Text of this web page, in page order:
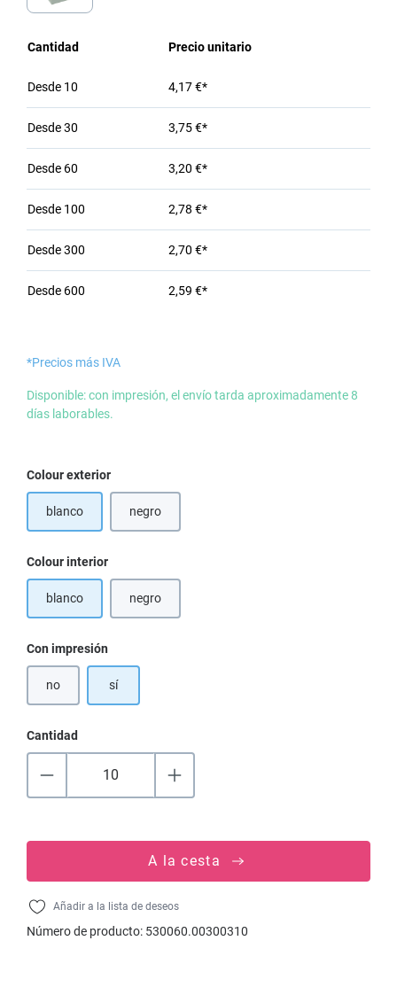
Cantidad Precio unitario
Desde 10 4,17 €*
Desde30 3,75 €*
Desde 60 3,20 €*
Desde 100 2,78 €*
Desde300 2,70 €*
Desde 600 2,59 €*
*Precios más IVA
Disponible: con impresión, el envío tarda aproximadamente 8
días laborables.
Seleccione
Colour exterior
blanco negro(Esta opción no está disponible en este momento.)
Seleccione
Colour interior
blanco negro(Esta opción no está disponible en este momento.)
Seleccione
Con impresión
no sí
Cantidad
A la cesta
Añadir a la lista de deseos
Número de producto: 530060.00300310